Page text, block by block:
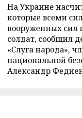
На Украине
которые всеми
вооруженных сил
солдат, сообщил
«Слуга народа»,
национальной
Александр